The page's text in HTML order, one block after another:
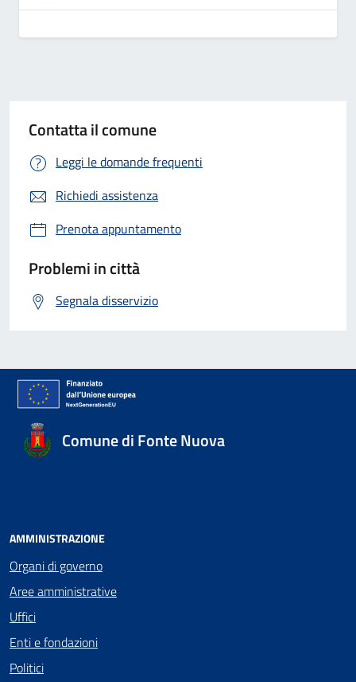
Contatta il comune
Leggi le domande frequenti
Richiedi assistenza
Prenota appuntamento
Problemi in città
Segnala disservizio
Comune di Fonte Nuova
AMMINISTRAZIONE
Organi di governo
Aree amministrative
Uffici
Enti e fondazioni
Politici